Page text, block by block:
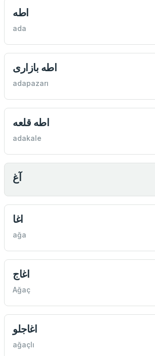
اطه
ada
اطه بازاری
adapazarı
اطه قلعه
adakale
آغ
اغا
ağa
اغاج
Ağaç
اغاجلو
ağaçlı